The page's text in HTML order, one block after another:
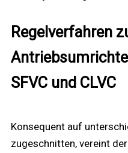
Regelverfahren
SFVC und CLVC
Konsequent auf
zugeschnitten, vereint